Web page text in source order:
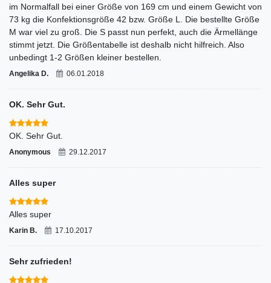
im Normalfall bei einer Größe von 169 cm und einem Gewicht von
73 kg die Konfektionsgröße 42 bzw. Größe L. Die bestellte Größe
M war viel zu groß. Die S passt nun perfekt, auch die Ärmellänge
stimmt jetzt. Die Größentabelle ist deshalb nicht hilfreich. Also
unbedingt 1-2 Größen kleiner bestellen.
Angelika D. 06.01.2018
OK. Sehr Gut.
OK. Sehr Gut.
Anonymous 29.12.2017
Alles super
Alles super
Karin B. 17.10.2017
Sehr zufrieden!